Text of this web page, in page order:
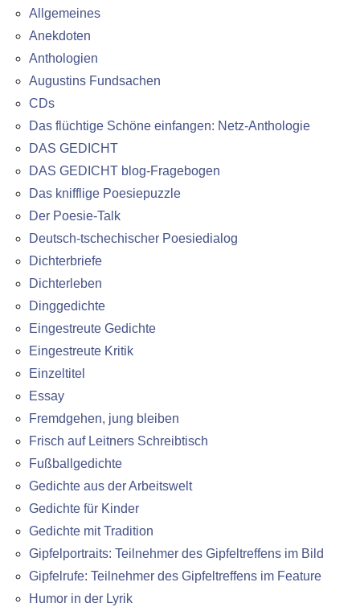
Allgemeines
Anekdoten
Anthologien
Augustins Fundsachen
CDs
Das flüchtige Schöne einfangen: Netz-Anthologie
DAS GEDICHT
DAS GEDICHT blog-Fragebogen
Das knifflige Poesiepuzzle
Der Poesie-Talk
Deutsch-tschechischer Poesiedialog
Dichterbriefe
Dichterleben
Dinggedichte
Eingestreute Gedichte
Eingestreute Kritik
Einzeltitel
Essay
Fremdgehen, jung bleiben
Frisch auf Leitners Schreibtisch
Fußballgedichte
Gedichte aus der Arbeitswelt
Gedichte für Kinder
Gedichte mit Tradition
Gipfelportraits: Teilnehmer des Gipfeltreffens im Bild
Gipfelrufe: Teilnehmer des Gipfeltreffens im Feature
Humor in der Lyrik